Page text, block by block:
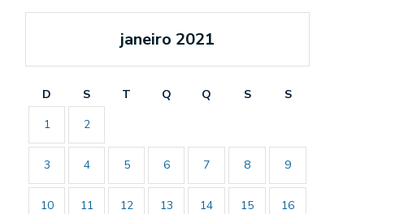
janeiro 2021
D S T Q Q S
S
1
2
3 4 5 6 7 8 9
10 11 12 13 14 15 16